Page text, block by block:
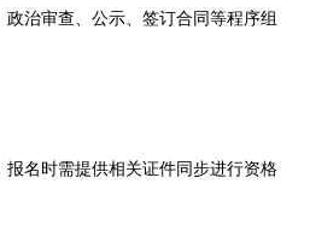
治审查、公示、签订合同等程序组
名时需提供相关证件同步进行资格